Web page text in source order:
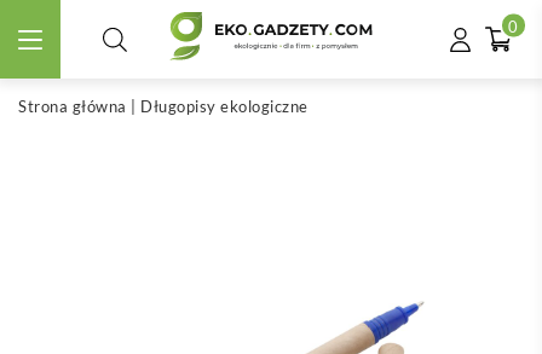
0
Strona główna Długopisy ekologiczne